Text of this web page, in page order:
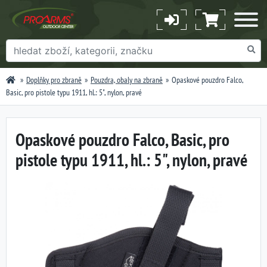
Doplňky pro zbraně Pouzdra, obaly na zbraně
Opaskové pouzdro Falco,
Basic, pro pistole typu 1911, hl.: 5", nylon, pravé
Opaskové pouzdro Falco, Basic, pro
pistole typu 1911, hl.: 5", nylon, pravé